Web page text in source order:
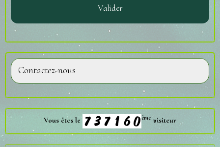
Valider
Contactez-nous
Vous êtes le ème visiteur